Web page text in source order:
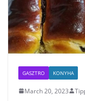
GASZTRO KONYHA
March 20, 2023